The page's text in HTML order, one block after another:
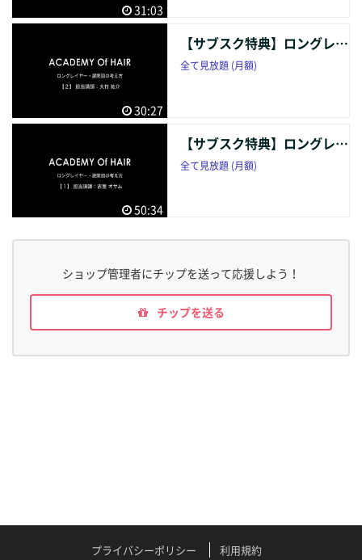
31:03
30:27
【サブスク特典】ロングレイヤー・展開図の考え方 [２] 【バックナンバー】
全て見放題 (月額)
50:34
【サブスク特典】ロングレイヤー・展開図の考え方 [１] 【バックナンバー】
全て見放題 (月額)
ショップ管理者にチップを送って応援しよう！
チップを送る
プライバシーポリシー 利用規約